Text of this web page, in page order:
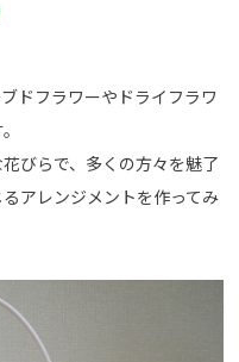
ドフラワーやドライフラワ
びらで、多くの方々を魅了
アレンジメントを作ってみ